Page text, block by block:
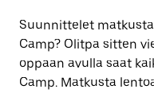
Suunnittelet
Camp? Olitpa sitten
oppaan avulla saat
Camp. Matkusta